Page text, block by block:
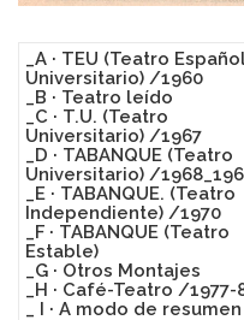
_A · TEU (Teatro
Universitario) /1960
_B · Teatro leído
_C · T.U. (Teatro
Universitario) /1967
_D · TABANQUE (Teatro
Universitario) /
_E · TABANQUE. (Teatro
Independiente) /1970
_F · TABANQUE (Teatro
Estable)
_G · Otros Montajes
_H · Café-Teatro /1977-
_ I · A modo de resumen